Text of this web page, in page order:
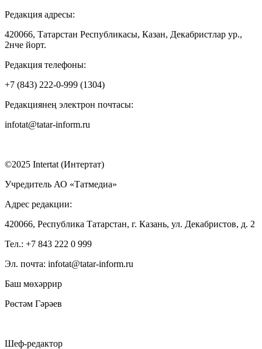
Редакция адресы:
420066, Татарстан Республикасы, Казан, Декабристлар ур.,
2нче йорт.
Редакция телефоны:
+7 (843) 222-0-999 (1304)
Редакциянең электрон почтасы:
infotat@tatar-inform.ru
©2025 Intertat (Интертат)
Учредитель АО «Татмедиа»
Адрес редакции:
420066, Республика Татарстан, г. Казань, ул. Декабристов, д. 2
Тел.: +7 843 222 0 999
Эл. почта: infotat@tatar-inform.ru
Баш мөхәррир
Рөстәм Гәрәев
Шеф-редактор